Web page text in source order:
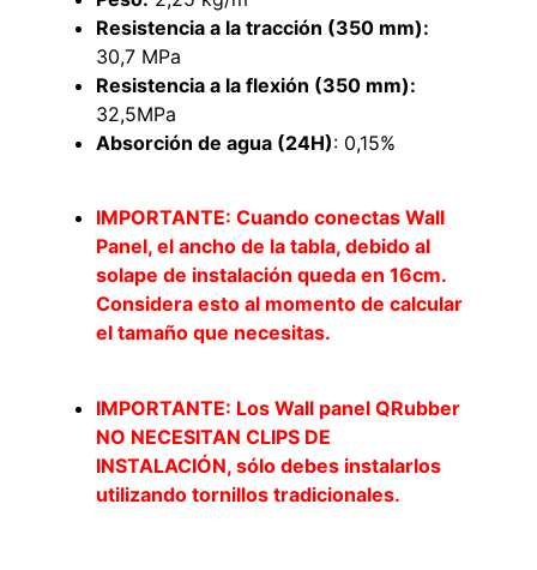
Resistencia a la tracción (350 mm):
30,7 MPa
Resistencia a la flexión (350 mm):
32,5MPa
Absorción de agua (24H): 0,15%
IMPORTANTE: Cuando conectas Wall
Panel, el ancho de la tabla, debido al
solape de instalación queda en 16cm.
Considera esto al momento de calcular
el tamaño que necesitas.
IMPORTANTE: Los Wall panel QRubber
NO NECESITAN CLIPS DE
INSTALACIÓN, sólo debes instalarlos
utilizando tornillos tradicionales.
Empaquetadura 3/16"
4.8mm neopreno con 1 tela
Agregar al carrito